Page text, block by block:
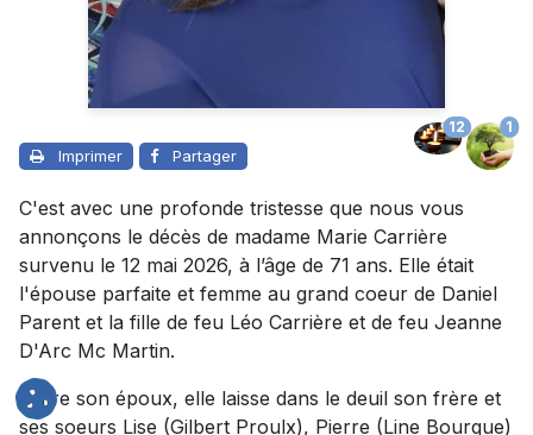
Imprimer Partager
12 1
C'est avec une profonde tristesse que nous vous
annonçons le décès de madame Marie Carrière
survenu le 12 mai 2026, à l’âge de 71 ans. Elle était
l'épouse parfaite et femme au grand coeur de Daniel
Parent et la fille de feu Léo Carrière et de feu Jeanne
D'Arc Mc Martin.
Outre son époux, elle laisse dans le deuil son frère et
ses soeurs Lise (Gilbert Proulx), Pierre (Line Bourque)